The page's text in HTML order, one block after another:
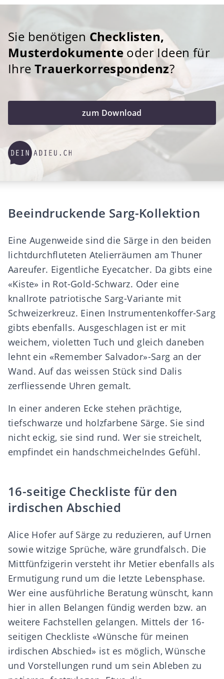
Sie benötigen Checklisten,
Musterdokumente oder Ideen für
Ihre Trauerkorrespondenz?
zum Download
Beeindruckende Sarg-Kollektion
Eine Augenweide sind die Särge in den beiden
lichtdurchfluteten Atelierräumen am Thuner
Aareufer. Eigentliche Eyecatcher. Da gibts eine
«Kiste» in Rot-Gold-Schwarz. Oder eine
knallrote patriotische Sarg-Variante mit
Schweizerkreuz. Einen Instrumentenkoffer-Sarg
gibts ebenfalls. Ausgeschlagen ist er mit
weichem, violetten Tuch und gleich daneben
lehnt ein «Remember Salvador»-Sarg an der
Wand. Auf das weissen Stück sind Dalis
zerfliessende Uhren gemalt.
In einer anderen Ecke stehen prächtige,
tiefschwarze und holzfarbene Särge. Sie sind
nicht eckig, sie sind rund. Wer sie streichelt,
empfindet ein handschmeichelndes Gefühl.
16-seitige Checkliste für den
irdischen Abschied
Alice Hofer auf Särge zu reduzieren, auf Urnen
sowie witzige Sprüche, wäre grundfalsch. Die
Mittfünfzigerin versteht ihr Metier ebenfalls als
Ermutigung rund um die letzte Lebensphase.
Wer eine ausführliche Beratung wünscht, kann
hier in allen Belangen fündig werden bzw. an
weitere Fachstellen gelangen. Mittels der 16-
seitigen Checkliste «Wünsche für meinen
irdischen Abschied» ist es möglich, Wünsche
und Vorstellungen rund um sein Ableben zu